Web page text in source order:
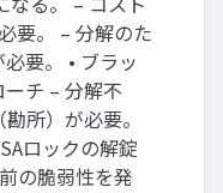
要。 – 分解のた
要。 • ブラッ
チ – 分解不
所）が必要。
ロックの解錠
の脆弱性を発